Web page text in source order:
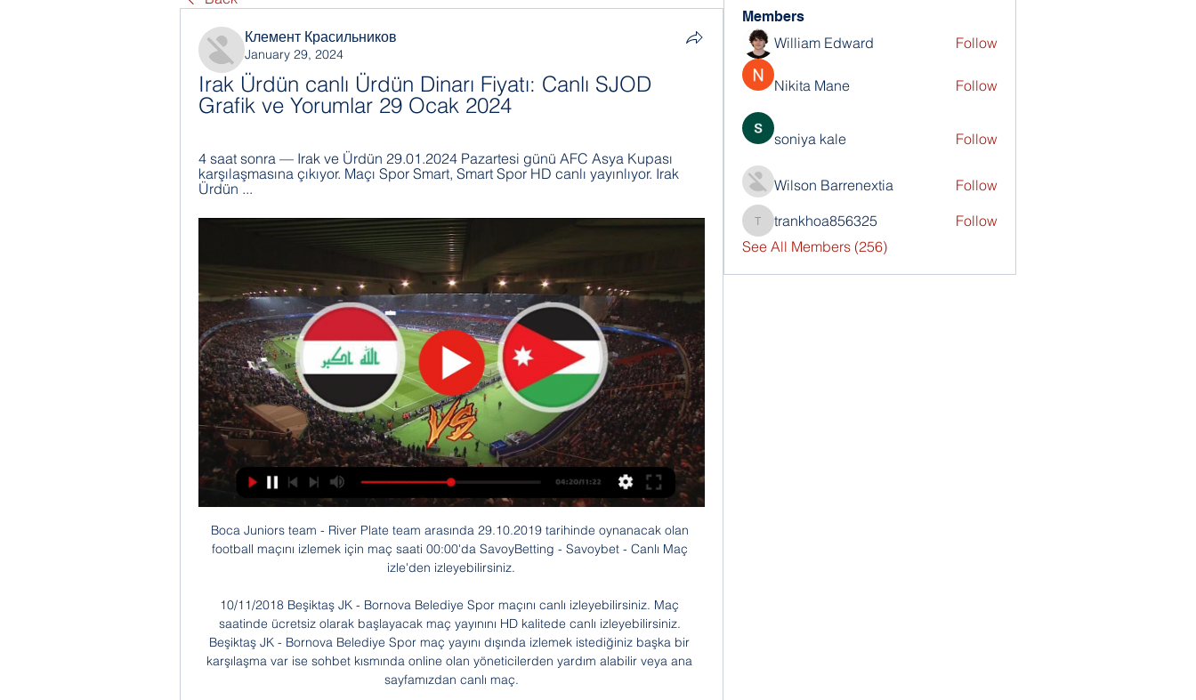
Клемент Красильников
January 29, 2024
Irak Ürdün canlı Ürdün Dinarı Fiyatı: Canlı SJOD
Grafik ve Yorumlar 29 Ocak 2024
4 saat sonra — Irak ve Ürdün 29.01.2024 Pazartesi günü AFC Asya Kupası
karşılaşmasına çıkıyor. Maçı Spor Smart, Smart Spor HD canlı yayınlıyor. Irak
Ürdün ...
Boca Juniors team - River Plate team arasında 29.10.2019 tarihinde oynanacak olan football maçını izlemek için maç saati 00:00'da SavoyBetting - Savoybet - Canlı Maç izle'den izleyebilirsiniz.

10/11/2018 Beşiktaş JK - Bornova Belediye Spor maçını canlı izleyebilirsiniz. Maç saatinde ücretsiz olarak başlayacak maç yayınını HD kalitede canlı izleyebilirsiniz. Beşiktaş JK - Bornova Belediye Spor maç yayını dışında izlemek istediğiniz başka bir karşılaşma var ise sohbet kısmında online olan yöneticilerden yardım alabilir veya ana sayfamızdan canlı maç.

Ürdün - Irak maçı CANLI İZLE (17.10.2023) 17 Eki 2023 — Ürdün - Irak maçı CANLI İZLE (17.10.2023). Irak ile Ürdün milli takımları hazırlık maçında karşı karşıya geliyor. Karşılaşmayı CANLI takip ...

Fenerbahçe - Ankaragücü, TFF Elit U17 Ligi maçı 02 10 2019 günü FB TV, kanalından yayınlanacak. Maçın başlama saati 14:00.Karşılaşmayı izleyebileceğiniz platform ve …

Irak - Ürdün Özet: Futbol Skorlar & Önemli Anlar - Eurosport 4 saat sonra — En yeni Irak ve Ürdün haberlerini yakalayın ve güncel Asya Kupası standings, results, top scorers ve previous winners hakkında bilgi edinin.

Kayserispor, 2007/2008 sezonunda hem Türkiye Kupası Yarı Finalinde hem de Süper Lig maçında iki kez Rizespor’u 3-0 mağlup ederek en farklı galibiyetlerini elde ederken, Çaykur Rizespor’un en farklı galibiyeti ise 2013/2014 Süper Lig sezonunda 2-0’lık skorla elde edildi. İki …

RB Leipzig - Zenit St. Petersburg arasında 23.10.2019 tarihinde oynanacak olan football maçını izlemek için maç saati 19:55'da Jojobet.tv'den izleyebilirsiniz.

Ürdün U23 - Irak U23 maçı CANLI İZLE (12.06.2023) 12 Haz 2023 — Batı Asya Şampiyonası U23'te Ürdün U23 ile Irak U23 karşı karşıya geliyor. Karşılaşmayı CANLI takip edebilirsiniz.

29 Ocak 2024 Irak vs Ürdün maçı Hangi Kanalda Saat 29 dakika önce — Irak ile Ürdün, AFC Asya Kupası maçında karşı karşıya geliyor. Maçı canlı izlemek isteyen sporseverler, müsabakanın yayın saati ve yayıncı ...

5651 sayılı kanuna göre içerik sağlayıcıdır. Sitemizdeki videolar üyelerimiz tarafından yüklenmektedir. Sitemizde yer alan videolardan herhangi bir telif hakkına ihlal ettiğini düşünüyorsanız, bize Mail adresimizden gerekli yasal belgelerle müracaat etmeniz halinde 2 iş günü içerisinde söz konusu içerik.

Cide Rehber-Kastamonuspor 1966 7.Hafta evinde son 4 maçtır mağlup olan grubun 7 puan ile 13. Sırasında yer alan Batman Petrolspor ile saat 15:00’te Gazi stadyumunda karşı karşıya geldi.

7-5 | Irak - Ürdün canlı skor burada - Maç Özeti, son dakika Irak 7 - 5 Ürdün. Yenile. Anlatım; Kadrolar; Olaylar; İstatistik; Oranlar. Bu maça ait canlı anlatım bulunmamaktadır... 31'. Yazan Al-Naimat.

Tofaş - Sigortam.Net İTÜ BB arasında 05.10.2019 tarihinde oynanacak olan basketball maçını izlemek için maç saati 13:00'da Maçı Canlı izle'den izleyebilirsiniz.

Konya büyükşehir stadyumu'nda oynanacak türkiye-hollanda euro 2016 elemeleri a grubu maçın ne zaman, saat kaçta başlayacak ve hangi kanaldan canlı.

Vive en vivo y en directo el streaming de la 7Correcaminos UAT Victoria - Huracanes de Tampico arasında 18.10.2019 tarihinde oynanacak olan basketball maçını izlemek için maç saati 03:00'da WolBet TV'den izleyebilirsiniz.

Ürdün Irak maçı ne zaman, saat kaçta, hangi kanalda? Ürdün-Irak – maçı saat kaçta, hangi kanalda, kadrolar, ilk 11- Fotomaç canlı skor.

Süper Lig'de 9 hafta sonunda topladığı 16 puanla 3. sırada bulunan Yeni Malatyaspor'da ligin 10. haftasında deplasmanda oynanacak Kasımpaşa müsabakasının hazırlıkları sürüyor.

ŞAMPİYON KIRŞEHİR BELEDİYESPOR. ŞAMPİYON KIRŞEHİR BELEDİYESPOR. 11:10 - Vatan Hoca Tecrübe Paylaşımı Toplantısına Katıldı ; 11:05 - İL SAĞLIK MÜDÜRÜMÜZ ve BERABERİNDEKİ HEYET AİLE SAĞLIĞI MERKEZLERİMİZİ ZİYARET ETTİ.

Galatasaray - Akhisar Belediyespor maçını canlı izle, canlı takip et. Maç hangi kanalda? Lig TV,[!Ligtv izle!] Galatasaray Akhisar Maçı Canlı izle gs akhisar canlı izle LİG TV Galatasaray Akhisar maçı canlı yayın

Hemen İzle. Bana Her Şey Yakışır 7 - 11 Eylül Fragmanı. Eski Diziler Uydu Ayarları Dizi Haberleri Dizi Fragmanları Yeni Diziler Canlı TV İzle Ana Haber Bugün Hangi Dizi Var? Reklam Künye İzleyici Temsilcisi Sales Bilgi Toplumu Hizmetleri Veri Politikas.

İşte Galatasaray ve Yeni Malatyaspor'un ilk 11'leri Süper Lig'in 5. haftasında Galatasaray, bu akşam deplasmanda BtcTurk Yeni Malatyaspor ile karşılaşacak.

Manisa Valisi Ahmet Deniz öncülüğünde, kurum müdürleri ile basın mensuplarının karşı karşıya geldiği maçta dostluk kazandı. 7-7 berabere biten maçta renkli görüntüler oluştu.

Ürdün - Irak 17 Ekim 2023 Maç Özeti, Goller ve Önemli Anlar 17 Eki 2023 — Ekim 2023 tarihli Ürdün - Irak maçının özeti, golleri, önemli Spor Haberleri Canlı Skor Maç Özeti. CANLI SKOR. TÜM MAÇLAR. SANA ÖZEL ...

Beşiktaş 0 - 1 Wolverhampton MAÇ ÖZETİ: Beşiktaş 0 - 1 Wolverhampton UEFA Avrupa Ligi Grup K 2019/2020 Vodafone Park Harald Lechner Andreas Heidenreich Maximilian Kolbitsch. 3 Ekim 2019 tarihinde Avrupa Ligi Maçları kapsamında karşılaşan Beşiktaş Wolverhampton Özet izlemek için sitemizi ziyaret edebilirsiniz. MAÇ ÖZETİ.

BB Erzurumspor - Yeni Malatyaspor maçını canlı izle yeni nesil red özellikli yayınlar ile donmadan canlı izleyebilirsiniz. Red fanatikler maç saatinde : {saat}

Diyar’da mutluluk rüzgarı. Önceki hafta Bucaspor ile sahasında berabere kalarak puan kaybı yaşayan Diyarbekirspor’da Serik Belediyespor’u galibiyetinin mutluluğu yaşanıyor Foto: Arşiv escort anadolu yakası DİYARBAKIR YENİGÜN &#...

Süper Lig'in 8. haftasında Trabzonspor, 19 Ekim Cumartesi günü Gaziantep Futbol Kulübünü konuk edecek. Medical Park Stadı'nda çıktığı son 8 lig maçında mağlubiyet yüzü görmeyen Karadeniz ekibi, seriyi sürdürmek amacında. Trabzonspor Gazişehir Gaziantep maçı canlı izle - Şifresiz Beinsports canlı maç izle

Ürdün: ABD askerlerine yönelik saldırı Suriye topraklarında 10 saat önce — CANLI · SON DAKİKA · GÜNDEM · EKONOMİ · YAŞAM · SPOR · DÜNYA · YAZARLAR ABD askerlerinin konuşlandığı Tenef Üssü, Suriye-Irak-Ürdün üçgeninde ...

antalyaspor trabzonspor canlı izle antalyaspor trabzonspor maç özeti antalyaspor trabzonspor video antalyaspor trabzonspor bilet fiyatları antalyaspor trabzonspor maçı antalyaspor trabzonspor maçını canlı izle trabzonspor antalyaspor canlı yayın antalyaspor trabzonspor maçı özet görüntüleri Antalyaspor - Trabzonspor maçı canlı lig tv izle Tarih: 04.02.2012 Saat: 16:00 Stat.

Portekiz U19 (Bayanlar) - Türkiye U19 (Bayanlar) arasında 12.09.2019 tarihinde oynanacak olan football maçını izlemek için maç saati 16:30'da Modabet TV | Modasport Tv - Canlı Maç İzle, Maç izle …

Ürdün U23 Irak U23 12 06 2023 Canlı Skor ve Maç Özeti Hazırlık Karşılaşmaları Ürdün U23 Irak U23 canlı skor ve maç özeti Yeni Şafak Spor'da Ürdün U23 Irak U23 maçının muhtemel 11'leri, maçın golleri ve maçın ...

Türkiye U19 - İskoçya U19 Maç Sonucu | 20 Mart tarihinde oynanan Türkiye U19 - İskoçya U19 maçının sonucu ve istatistikleri görmek için tıklayın!...

FC Wacker Innsbruck 2-Austria Lustenau - Sabah canlı skor. 2. Liga 18/19 2. Liga 19/20 İkinci Ligi 17/18 İkinci Ligi 16/17 İkinci Ligi 15/16 İkinci Ligi 14/15 İkinci Ligi 13/14 İkinci Ligi 12/13 İkinci Ligi 11/12 İkinci Ligi 10/11 ADEG Erste Liga 09/10 ADEG Erste Liga 08/09 Red Zac Erste Liga 07/08 Red Zac Erste Liga 06/07 Red Zac.

Kasımpaşa U21 Fenerbahçe U21 canlı maçı skor (ve video çevrimiçi canlı izle yayın) başlıyor 4.5.2019. te 11:00 saat UTC U21 Ligi, Gr. Super Lig, Turkey Amateur.

Hırvatistan havaalanları ile ilgili ayrıntılı bilgi almak için aşağıdaki bağlantıları kullanın: Yerler, rotalar, kalkış ve varış noktaları vs. Skyscanner sizin için Hırvatistan yönünden Lufthansa, Türk Hava Yolları, Emirates içinde olduğu yüzlerce havayolunu hiçbir bilgi girişi yapılmadan bulur.

Somaspor 4-3 Akşehirspor | Maç Özeti. 28 Ağustos 2019, Çarşamba 10:05.. Özet Denizlispor 4-1 İçel İdmanyurdu Spor (ÖZET) Özet Gaziantep FK 3-0 Turgutluspor (ÖZET)

15.30 Büyükçekmece Tepecikspor-Halide Edip Adıvar Spor (Tepecik Şenol Güneş). bein sports 1 canlı izle şifresiz, Beşiktaş Galatasaray maçı İZLE. CANLI RADYO DİNLE Beşiktaş.

iddaabul2.com‘da yayınlan ve günün banko maçları ile hazırlanan banko kuponları görmeden iddaa kuponlarınızı hazırlamayın. Haftanın her günü bir birinden güzel hazır iddaa kuponlarımız ile sizde artık iddaa‘da kazanan taraf olun.

Medipol Başakşehir - Olympiakos maçı canlı izle - TRT Spor canlı yayını Şampiyonlar Ligi 3. eleme turu ilk maçında Medipol Başakşehir, Olimpiakos'u ağırlıyor.

Ürdün Dinarı Fiyatı: Canlı SJOD Grafik ve Yorumlar Ürdün Dinarı Değişim Oranları · Canlı Ürdün Dinarı Grafiği · Piyasa Özeti · Ürdün Dinarı Yorumları · Ürdün Dinarı Fiyat Hareketleri · TCMB ve Serbest Piyasa Döviz ...

Kazananın Fenerbahçe Ülker'in de yer aldığı A Grubu'na adını yazdıracağı Mapooro Cantu - Le Mans Sarthe karşılaşması bu akşam saat 21:30'da başlayacak. Karşılaşma, Euroleague'in internet üzerinden resmi yayın organı olan euroleague.tv'den de canlı olarak yayınlanacak.

Ürdün'de ABD Üssüne Saldırı! 3 ABD Askeri Öldürüldü, ABD YouTube YouTube 21:59 YouTube CNN TÜRK 8 saat önce 8 saat önce

Tigres team - Boca Juniors team arasında 03.11.2019 tarihinde oynanacak olan football maçını izlemek için maç saati 06:20'da BetCup TV - Canlı Maç İzle'den izleyebilirsiniz.

Maritimo Madeira-Sporting Braga - Sabah canlı skor Maritimo Madeira-Sporting Braga - Maç kadroları, Maç sonuçları, Maç hakkında detaylar www.sabah.com.tr Anasayfa

Canlı Yayın. Futbol, ülkemizin en çok takip edilen spor dallarından bir tanesi olarak karşımıza çıkıyor ve büyük kulüpler çok daha fazla taraftar sayısına sahip oldukları için daha kurumsal ve profesyonel hareket etmek durumunda kalıyorlar. Fenerbahçe de bu kulüplerden bir tanesi ve Fenerbahçe …

Balıkesirspor Baltok - Adana Demirspor maçının ardından. TFF 1. Lig’in ilk haftasında Balıkesirspor Baltok, sahasında Adana Demirspor ile 2-2 berabere kaldı. Maçın ardından iki takımın teknik direktörü açıklamalarda bulundu.

Manisaspor‘un etkisiz olduğu maçın ilk yarısından gol sesi çıkmadı
Members
William Edward Follow
Nikita Mane Follow
soniya kale Follow
Wilson Barrenextia Follow
trankhoa856325
trankhoa856325
Follow
See All Members (256)